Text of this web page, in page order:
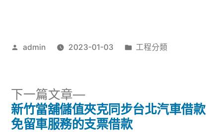
作
admin 2023-01-03
分
工程分類
文
下一篇文章
下
一
篇
新竹當舖儲值夾克同步台北汽車借款
免留車服務的支票借款